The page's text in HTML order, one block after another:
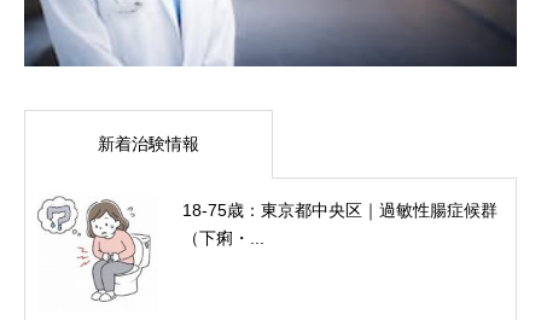
新着治験情報
18-75歳：東京都中央区｜過敏性腸症候群
（下痢・...